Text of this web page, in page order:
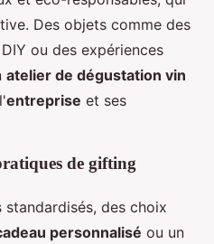
Des objets comme des
ou des expériences
atelier de dégustation vin
entreprise et ses
de gifting
des choix
personnalisé ou un